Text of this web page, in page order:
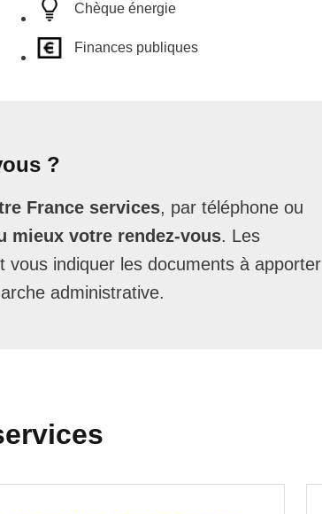
Chèque énergie
Finances publiques
?
France services, par téléphone ou
mieux votre rendez-vous. Les
indiquer les documents à apporter
administrative.